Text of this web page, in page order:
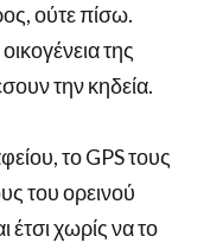
ούτε πίσω.
της
την κηδεία.
το GPS τους
του ορεινού
χωρίς να το